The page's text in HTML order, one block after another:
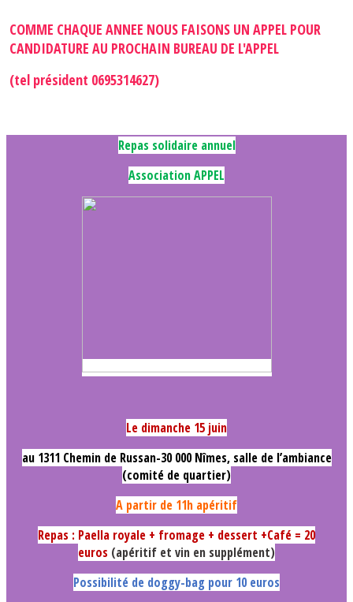
COMME CHAQUE ANNEE NOUS FAISONS UN APPEL POUR
CANDIDATURE AU PROCHAIN BUREAU DE L'APPEL
(tel président 0695314627)
Repas solidaire annuel
Association APPEL
Le dimanche 15 juin
au 1311 Chemin de Russan-30 000 Nîmes, salle de l’ambiance
(comité de quartier)
A partir de 11h apéritif
Repas : Paella royale + fromage + dessert +Café = 20
euros (apéritif et vin en supplément)
Possibilité de doggy-bag pour 10 euros